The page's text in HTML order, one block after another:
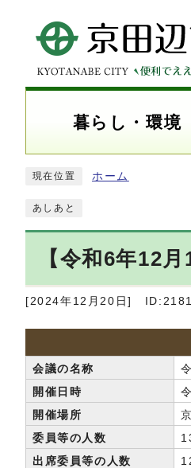
暮らし・環境
現在位置 ホーム
あしあと
【令和6年12
[2024年12月20日]
会議の名称
開催日時
開催場所
委員等の人数
出席委員等の人数